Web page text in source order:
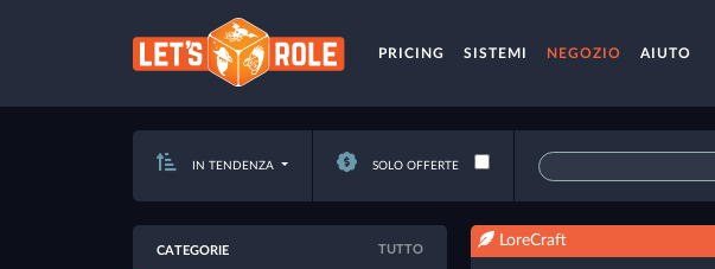
PRICING SISTEMI NEGOZIO AIUTO
IN TENDENZA SOLO OFFERTE
CATEGORIE TUTTO
LoreCraft